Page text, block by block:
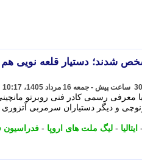
شدند؛ دستیار قلعه نویی
30 ساعت پیش - جمعه 16 مرداد 1405، 10:17
با معرفی رسمی کادر فنی روبرتو
بونوچی و دیگر دستیاران سرمربی
- ایتالیا - لیگ ملت های اروپا - فدراسیون